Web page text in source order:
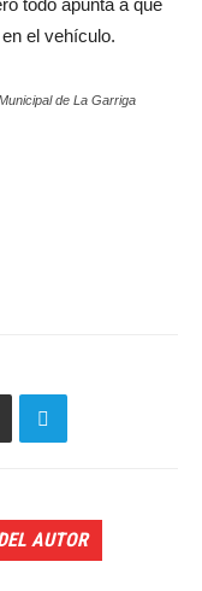
todo apunta a que
el vehículo.
de La Garriga
AUTOR